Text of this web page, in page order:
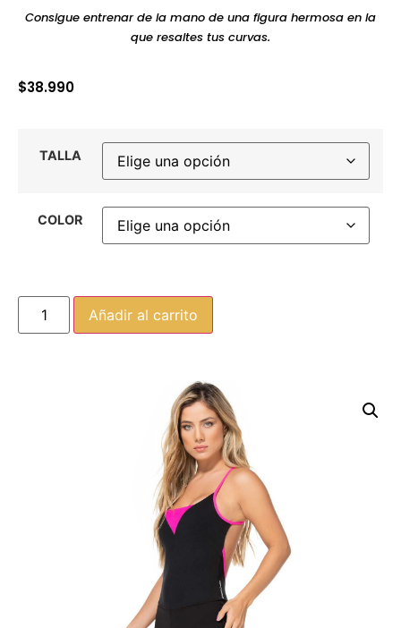
Consigue entrenar de la mano de una figura hermosa en la
que resaltes tus curvas.
$38.990
TALLA
COLOR
Añadir al carrito